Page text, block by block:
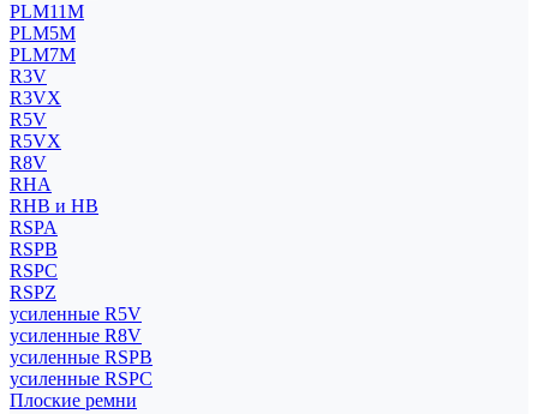
PLM11M
PLM5M
PLM7M
R3V
R3VX
R5V
R5VX
R8V
RHA
RHB и HB
RSPA
RSPB
RSPC
RSPZ
усиленные R5V
усиленные R8V
усиленные RSPB
усиленные RSPC
Плоские ремни